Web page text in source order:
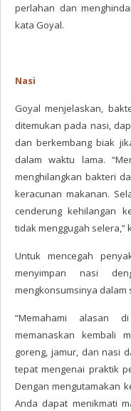
perlahan dan
kata Goyal.
Nasi
Goyal menjelaskan,
ditemukan pada nasi,
dan berkembang biak
dalam waktu lama.
menghilangkan bakteri
keracunan makanan.
cenderung kehilangan
tidak menggugah selera,”
Untuk mencegah
menyimpan nasi
mengkonsumsinya dalam
“Memahami alasan
memanaskan kembali
goreng, jamur, dan nasi
tepat mengenai praktik
Dengan mengutamakan
Anda dapat menikmati